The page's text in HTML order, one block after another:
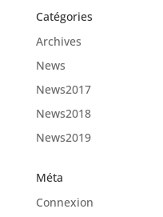
Catégories
Archives
News
News2017
News2018
News2019
Méta
Connexion